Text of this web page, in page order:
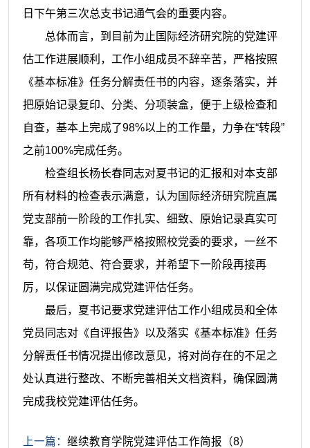
日下午第三次总支书记通气会的重要内容。
总体而言，到目前为止国际经济研究院的党建评
估工作进展顺利，工作小组成员不辞辛苦，严格按照
《基本标准》任务分解责任书的内容，逐条落实，并
把原始记录复印、分类、分项装盒，便于上级检查和
自查，基本上完成了98%以上的工作量，力争在“转段”
之前100%完成任务。
检查组长杨长春同志对夏书记的汇报和对本支部
所有材料的检查表示满意，认为国际经济研究院直属
党支部前一阶段的工作扎实、细致、原始记录真实可
靠，各项工作均能够严格按照校党委的要求，一丝不
苟，符合规范、符合要求，并希望下一阶段再接再
厉，以保证圆满完成党建评估任务。
最后，夏书记要求党建评估工作小组成员和全体
党员同志对《自评报告》以及落实《基本标准》任务
分解责任书情况提出修改意见，将对尚存在的不足之
处认真进行整改、不断完善相关文档资料，确保圆满
完成我校党建评估任务。
上一篇： 继续教育学院党建评估工作简报（8）